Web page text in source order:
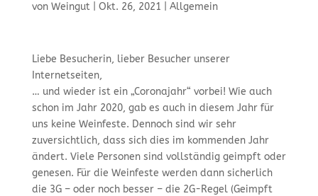
von Weingut| Okt. 26, 2021 Allgemein
Liebe Besucherin, lieber Besucher unserer
Internetseiten,
… und wieder ist ein „Coronajahr“ vorbei! Wie auch
schon im Jahr 2020, gab es auch in diesem Jahr für
uns keine Weinfeste. Dennoch sind wir sehr
zuversichtlich, dass sich dies im kommenden Jahr
ändert. Viele Personen sind vollständig geimpft oder
genesen. Für die Weinfeste werden dann sicherlich
die 3G – oder noch besser – die 2G-Regel (Geimpft